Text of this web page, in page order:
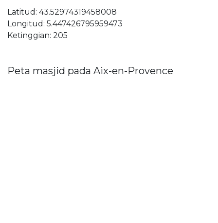
Latitud: 43.52974319458008
Longitud: 5.447426795959473
Ketinggian: 205
Peta masjid pada Aix-en-Provence